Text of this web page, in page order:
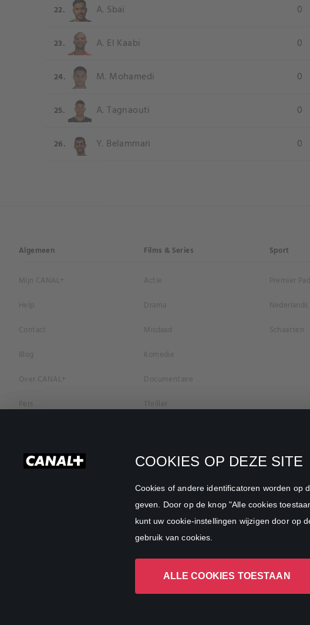
COOKIES OP DEZE SITE
Cookies of andere identificatoren worden op
geven. Door op de knop "Alle cookies
kunt uw cookie-instellingen wijzigen door op
gebruik van cookies.
ALLE COOKIES TOESTAAN
22. A. Sbaï 0
23. A. El Kaabi 0
24. M. Mohamedi 0
25. A. Tagnaouti 0
26. Y. Belammari 0
Algemeen
Mijn CANAL+
Help
Contact
Blog
Over CANAL+
Pers
Privacybeleid
Films & Series
Actie
Drama
Misdaad
Komedie
Documentaire
Thriller
Romantiek
Familie
Sport
Sport
Premier
Schaatsen